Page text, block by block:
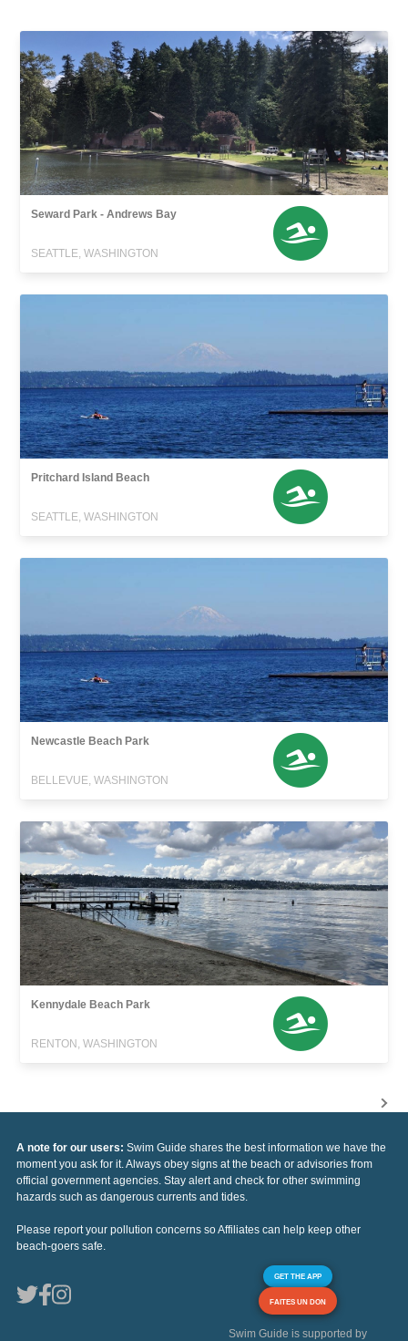
Seward Park - Andrews Bay
SEATTLE, WASHINGTON
Pritchard Island Beach
SEATTLE, WASHINGTON
Newcastle Beach Park
BELLEVUE, WASHINGTON
Kennydale Beach Park
RENTON, WASHINGTON
A note for our users: Swim Guide shares the best information we have the
moment you ask for it. Always obey signs at the beach or advisories from
official government agencies. Stay alert and check for other swimming
hazards such as dangerous currents and tides.
Please report your pollution concerns so Affiliates can help keep other
beach-goers safe.
GET THE APP
FAITES UN DON
Swim Guide is supported by